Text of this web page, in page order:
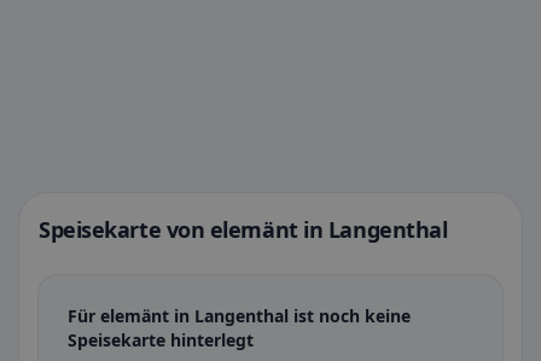
Speisekarte von elemänt in Langenthal
Für elemänt in Langenthal ist noch keine
Speisekarte hinterlegt